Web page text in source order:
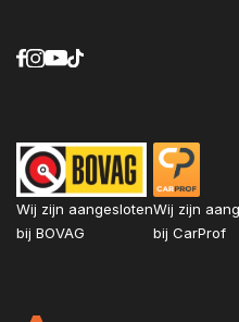
Audiobediening op
Automatisch
Automatische
Aux aansluiting
Wij zijn aangesloten
bij BOVAG
Wij zijn
bij CarProf